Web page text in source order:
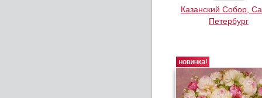
Казанский Собор,
Петербург